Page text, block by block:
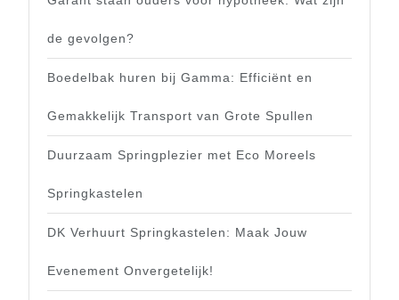
de gevolgen?
Boedelbak huren bij Gamma: Efficiënt en
Gemakkelijk Transport van Grote Spullen
Duurzaam Springplezier met Eco Moreels
Springkastelen
DK Verhuurt Springkastelen: Maak Jouw
Evenement Onvergetelijk!